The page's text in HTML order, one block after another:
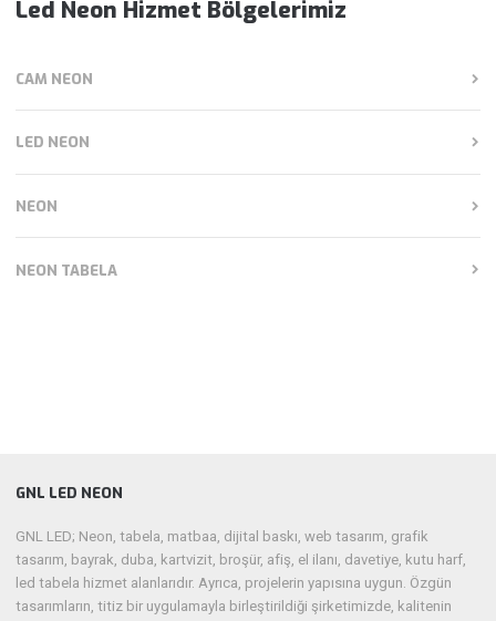
Led Neon Hizmet Bölgelerimiz
CAM NEON
LED NEON
NEON
NEON TABELA
GNL LED NEON
GNL LED; Neon, tabela, matbaa, dijital baskı, web tasarım, grafik
tasarım, bayrak, duba, kartvizit, broşür, afiş, el ilanı, davetiye, kutu harf,
led tabela hizmet alanlarıdır. Ayrıca, projelerin yapısına uygun. Özgün
tasarımların, titiz bir uygulamayla birleştirildiği şirketimizde, kalitenin